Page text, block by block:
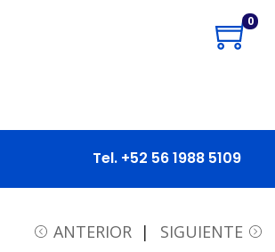
0
Tel. +52 56 1988 5109
ANTERIOR SIGUIENTE